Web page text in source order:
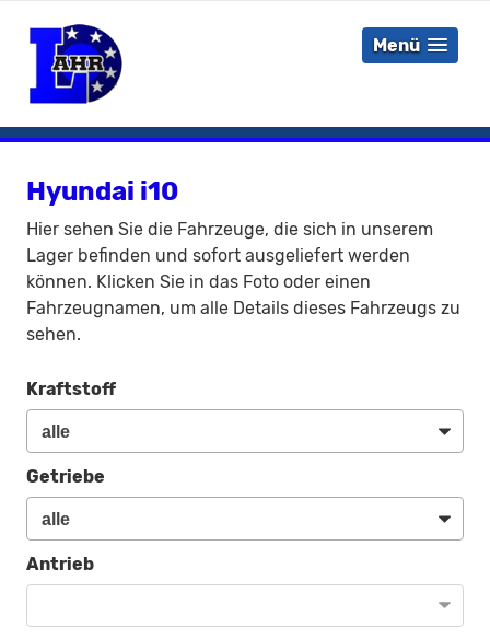
Menü
Hyundai i10
Hier sehen Sie die Fahrzeuge, die sich in unserem
Lager befinden und sofort ausgeliefert werden
können. Klicken Sie in das Foto oder einen
Fahrzeugnamen, um alle Details dieses Fahrzeugs zu
sehen.
Kraftstoff
Getriebe
Antrieb